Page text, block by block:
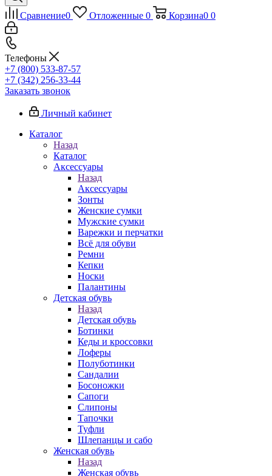
Сравнение0 Отложенные 0 Корзина0 0
Телефоны
+7 (800) 533-87-57
+7 (342) 256-33-44
Заказать звонок
Личный кабинет
Каталог
Назад
Каталог
Аксессуары
Назад
Аксессуары
Зонты
Женские сумки
Мужские сумки
Варежки и перчатки
Всё для обуви
Ремни
Кепки
Носки
Палантины
Детская обувь
Назад
Детская обувь
Ботинки
Кеды и кроссовки
Лоферы
Полуботинки
Сандалии
Босоножки
Сапоги
Слипоны
Тапочки
Туфли
Шлепанцы и сабо
Женская обувь
Назад
Женская обувь